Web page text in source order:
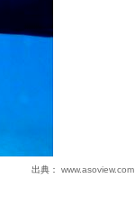
出典： www.asoview.com